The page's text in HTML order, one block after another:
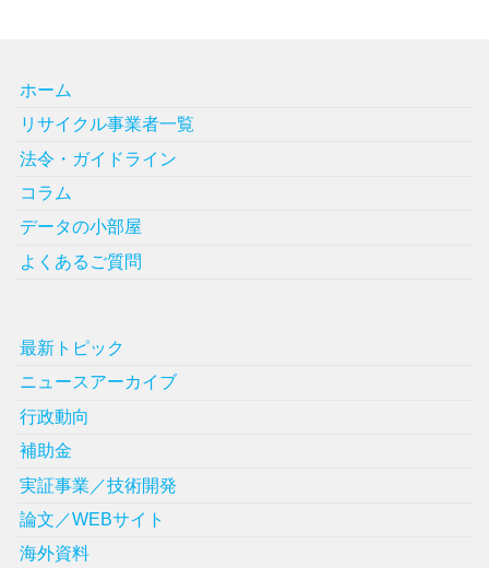
ホーム
リサイクル事業者一覧
法令・ガイドライン
コラム
データの小部屋
よくあるご質問
最新トピック
ニュースアーカイブ
行政動向
補助金
実証事業／技術開発
論文／WEBサイト
海外資料